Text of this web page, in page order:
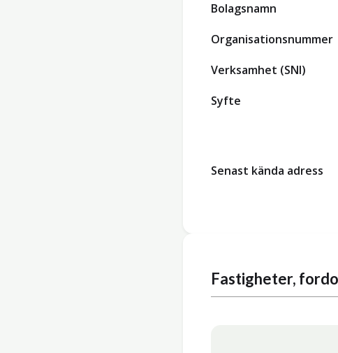
Bolagsnamn
Organisationsnummer
Verksamhet (SNI)
Syfte
Senast kända adress
Fastigheter,